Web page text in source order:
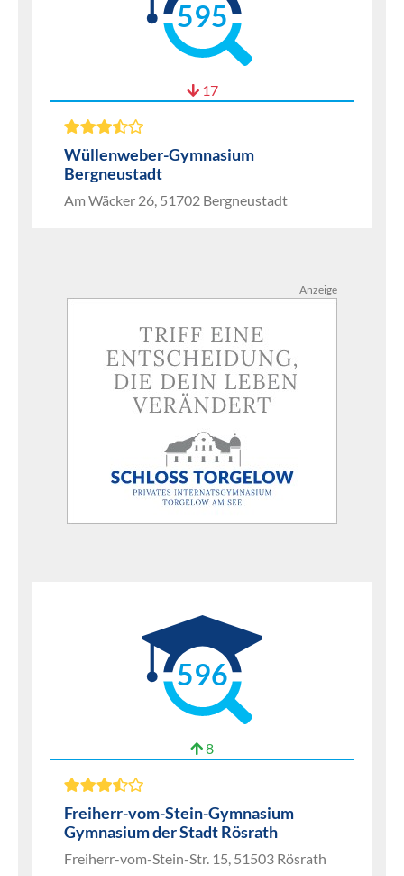
595
17
Wüllenweber-Gymnasium
Bergneustadt
Am Wäcker 26, 51702 Bergneustadt
Anzeige
596
8
Freiherr-vom-Stein-Gymnasium
Gymnasium der Stadt Rösrath
Freiherr-vom-Stein-Str. 15, 51503 Rösrath